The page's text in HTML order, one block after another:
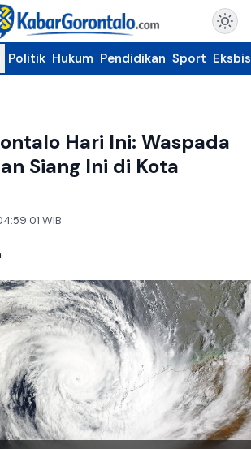
Politik Hukum Pendidikan Sport Eksbis
Hari Ini: Waspada
Siang Ini di Kota
WIB